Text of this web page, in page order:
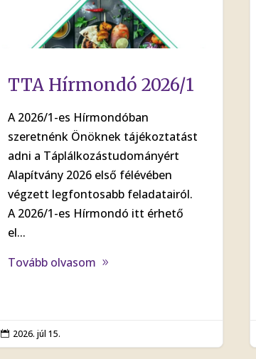
TTA Hírmondó 2026/1
A 2026/1-es Hírmondóban
szeretnénk Önöknek tájékoztatást
adni a Táplálkozástudományért
Alapítvány 2026 első félévében
végzett legfontosabb feladatairól.
A 2026/1-es Hírmondó itt érhető
el...
Tovább olvasom
 2026. júl 15.